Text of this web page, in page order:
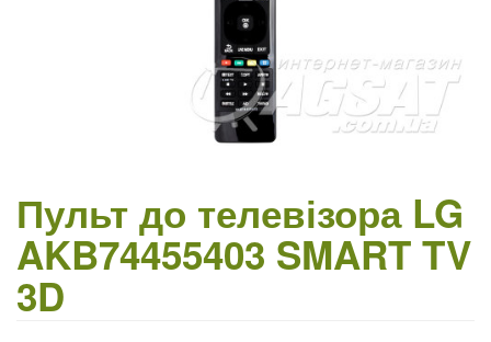
Пульт до телевізора LG
AKB74455403 SMART TV
3D